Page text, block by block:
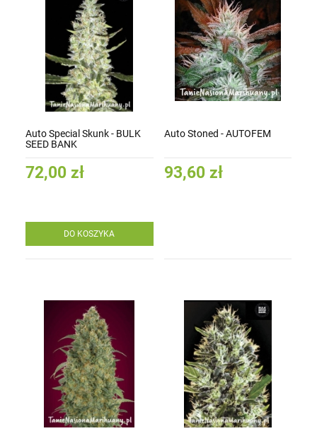
Auto Special Skunk - BULK
SEED BANK
72,00 zł
DO KOSZYKA
Auto Stoned - AUTOFEM
93,60 zł